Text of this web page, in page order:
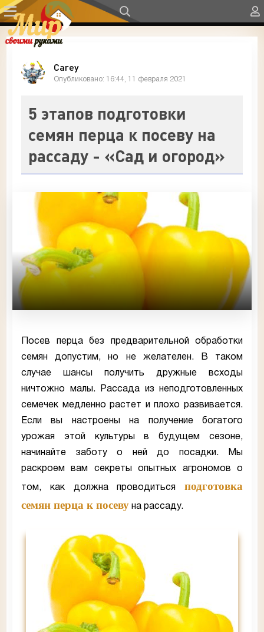
Carey
Опубликовано: 16:44, 11 февраля 2021
5 этапов подготовки
семян перца к посеву на
рассаду - «Сад и огород»
Посев перца без предварительной обработки
семян допустим, но не желателен. В таком
случае шансы получить дружные всходы
ничтожно малы. Рассада из неподготовленных
семечек медленно растет и плохо развивается.
Если вы настроены на получение богатого
урожая этой культуры в будущем сезоне,
начинайте заботу о ней до посадки. Мы
раскроем вам секреты опытных агрономов о
том, как должна проводиться подготовка
семян перца к посеву на рассаду.